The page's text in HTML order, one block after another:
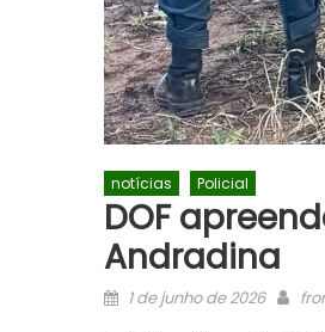
notícias Policial
DOF
Andradina
Posted
1 de junho de 2026